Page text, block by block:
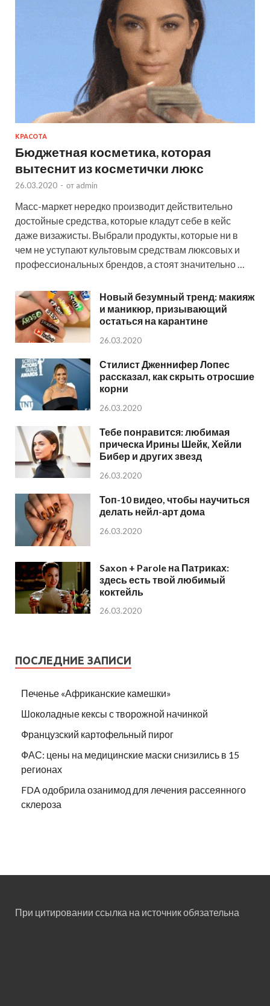
КРАСОТА
Бюджетная косметика, которая
вытеснит из косметички люкс
26.03.2020 - от admin
Масс-маркет нередко производит действительно
достойные средства, которые кладут себе в кейс
даже визажисты. Выбрали продукты, которые ни в
чем не уступают культовым средствам люксовых и
профессиональных брендов, а стоят значительно …
Новый безумный тренд: макияж
и маникюр, призывающий
остаться на карантине
26.03.2020
Стилист Дженнифер Лопес
рассказал, как скрыть отросшие
корни
26.03.2020
Тебе понравится: любимая
прическа Ирины Шейк, Хейли
Бибер и других звезд
26.03.2020
Топ-10 видео, чтобы научиться
делать нейл-арт дома
26.03.2020
Saxon + Parole на Патриках:
здесь есть твой любимый
коктейль
26.03.2020
ПОСЛЕДНИЕ ЗАПИСИ
Печенье «Африканские камешки»
Шоколадные кексы с творожной начинкой
Французский картофельный пирог
ФАС: цены на медицинские маски снизились в 15
регионах
FDA одобрила озанимод для лечения рассеянного
склероза
При цитировании ссылка на источник обязательна